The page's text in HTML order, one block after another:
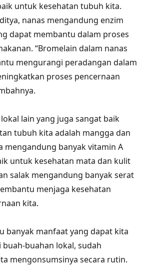
untuk kesehatan tubuh kita.
nanas mengandung enzim
dapat membantu dalam proses
“Bromelain dalam nanas
mengurangi peradangan dalam
proses pencernaan
lain yang juga sangat baik
tubuh kita adalah mangga dan
mengandung banyak vitamin A
untuk kesehatan mata dan kulit
salak mengandung banyak serat
menjaga kesehatan
kita.
banyak manfaat yang dapat kita
buahan lokal, sudah
mengonsumsinya secara rutin.